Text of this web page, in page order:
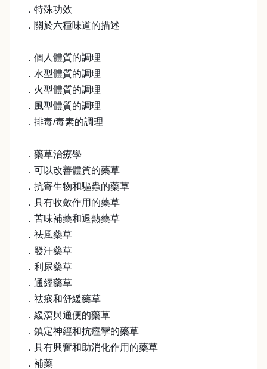
．特殊功效
．關於六種味道的描述
．個人體質的調理
．水型體質的調理
．火型體質的調理
．風型體質的調理
．排毒/毒素的調理
．藥草治療學
．可以改善體質的藥草
．抗寄生物和驅蟲的藥草
．具有收斂作用的藥草
．苦味補藥和退熱藥草
．祛風藥草
．發汗藥草
．利尿藥草
．通經藥草
．祛痰和舒緩藥草
．緩瀉與通便的藥草
．鎮定神經和抗痙攣的藥草
．具有興奮和助消化作用的藥草
．補藥